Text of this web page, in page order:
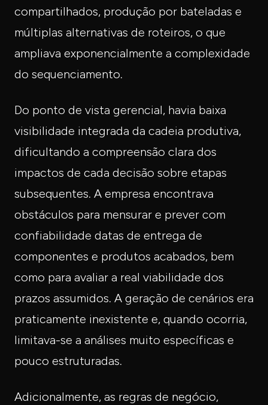
compartilhados, produção por bateladas e
múltiplas alternativas de roteiros, o que
ampliava exponencialmente a complexidade
do sequenciamento.
Do ponto de vista gerencial, havia baixa
visibilidade integrada da cadeia produtiva,
dificultando a compreensão clara dos
impactos de cada decisão sobre etapas
subsequentes. A empresa encontrava
obstáculos para mensurar e prever com
confiabilidade datas de entrega de
componentes e produtos acabados, bem
como para avaliar a real viabilidade dos
prazos assumidos. A geração de cenários era
praticamente inexistente e, quando ocorria,
limitava-se a análises muito específicas e
pouco estruturadas.
Adicionalmente, as regras de negócio,